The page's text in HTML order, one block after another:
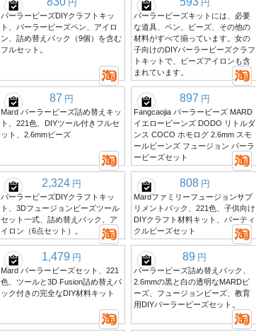
円
パーラービーズDIYクラフトキッ
ト、パーラービーズペン、アイロ
ン、詰め替えパック（9個）を含む
フルセット。
円
パーラービーズキットには、必要
な道具、ペン、ビーズ、その他の
材料がすべて揃っています。女の
子向けのDIYパーラービーズクラフ
トキットで、ビーズアイロンも含
まれています。
87 円
Mard パーラービーズ詰め替えキッ
ト、221色、DIYツール付きフルセ
ット、2.6mmビーズ
897 円
Fangcaojia パーラービーズ MARD
イエロービーンズ DODO リトルダ
ンス COCO ホモログ 2.6mm スモ
ールビーンズ フュージョン パーラ
ービーズセット
2,324 円
パーラービーズDIYクラフトキッ
ト、3Dフュージョンビーズツール
セット一式、詰め替えパック、ア
イロン（6点セット）。
808 円
Mardファミリーフュージョンサプ
リメントパック、221色、子供向け
DIYクラフト材料キット、パーティ
クルビーズセット
1,479 円
Mard パーラービーズセット、221
色、ツールと3D Fusion詰め替えパ
ック付きの完全なDIY材料キット
89 円
パーラービーズ詰め替えパック、
2.6mmの黒と白の透明なMARDビ
ーズ、フュージョンビーズ、教育
用DIYパーラービーズセット。